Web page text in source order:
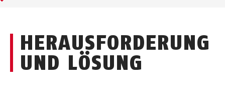
HERAUSFORDERUNG
UND LÖSUNG